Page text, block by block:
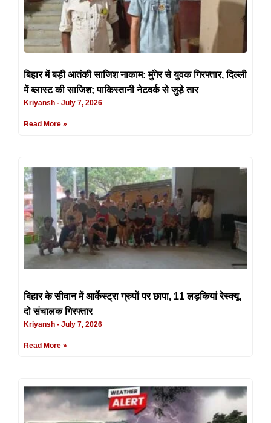
बिहार में बड़ी आतंकी साजिश नाकाम: मुंगेर से युवक गिरफ्तार, दिल्ली
में ब्लास्ट की साजिश; पाकिस्तानी नेटवर्क से जुड़े तार
Kriyansh July 7, 2026
Read More »
बिहार के सीवान में आर्केस्ट्रा ग्रुपों पर छापा, 11 लड़कियां रेस्क्यू,
दो संचालक गिरफ्तार
Kriyansh July 7, 2026
Read More »